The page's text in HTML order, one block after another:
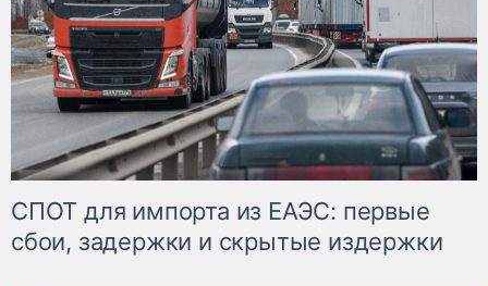
СПОТ для импорта из ЕАЭС: первые
сбои, задержки и скрытые издержки